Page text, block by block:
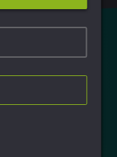
die passende
Sie
beraten.